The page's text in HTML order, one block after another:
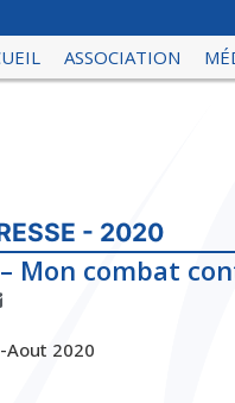
ASSOCIATION
- 2020
Mon combat
Aout 2020